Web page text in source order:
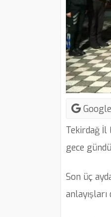
Tekirdağ İl
gece
Son üç